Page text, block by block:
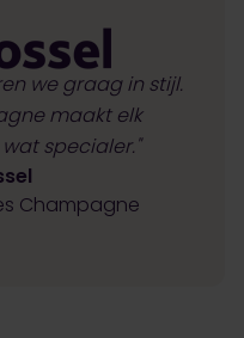
we graag in stijl.
maakt elk
specialer."
Champagne